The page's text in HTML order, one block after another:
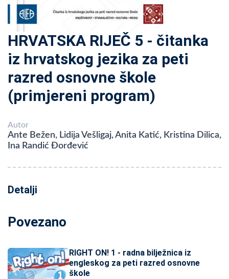
HRVATSKA RIJEČ 5 - čitanka
iz hrvatskog jezika za peti
razred osnovne škole
(primjereni program)
Autor
Ante Bežen, Lidija Vešligaj, Anita Katić, Kristina Dilica,
Ina Randić Đorđević
Detalji
Povezano
RIGHT ON! 1 - radna bilježnica iz
engleskog za peti razred osnovne
škole